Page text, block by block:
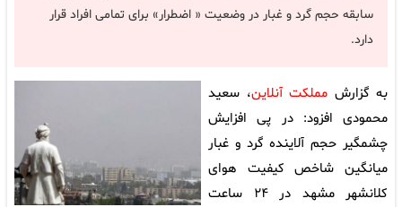
سابقه حجم گرد و غبار در وضعیت « اضطرار» برای تمامی افراد قرار
دارد.
به گزارش مملکت آنلاین، سعید
محمودی افزود: در پی افزایش
چشمگیر حجم آلاینده گرد و غبار
میانگین شاخص کیفیت هوای
کلانشهر مشهد در ۲۴ ساعت